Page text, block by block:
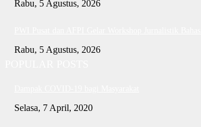
Rabu, 5 Agustus, 2026
Rabu, 5 Agustus, 2026
Selasa, 7 April, 2020